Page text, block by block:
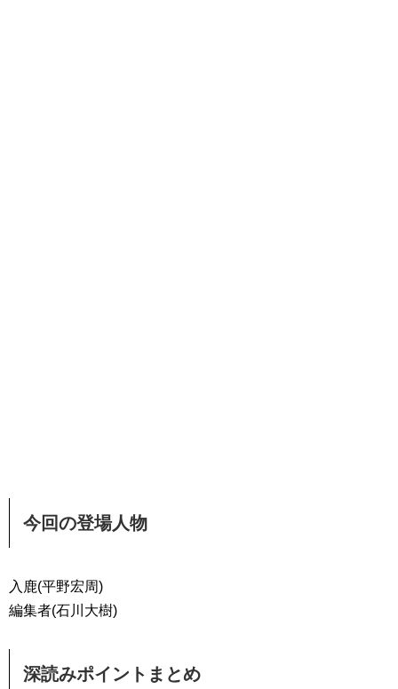
今回の登場人物
入鹿(平野宏周)
編集者(石川大樹)
深読みポイントまとめ